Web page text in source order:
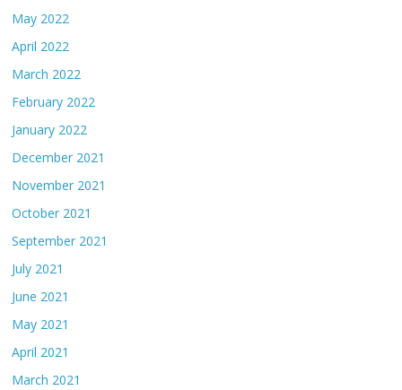
May 2022
April 2022
March 2022
February 2022
January 2022
December 2021
November 2021
October 2021
September 2021
July 2021
June 2021
May 2021
April 2021
March 2021